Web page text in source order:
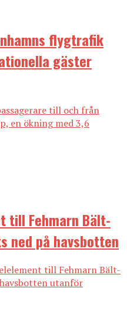
flygtrafik
gäster
till och från
en ökning med 3,6
till Fehmarn Bält-
ned på havsbotten
till Fehmarn Bält-
utanför